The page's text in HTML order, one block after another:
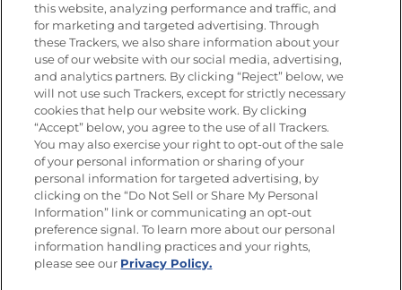
Únete a La Cocina Goya®
Recibe Nuevas Recetas, Ofertas Especiales y
Promociones
SÍGUENOS EN LAS REDES SOCIALES
Mapa del sitioPolítica de privacidad
Limitar el uso de mis datos personales sensibles
No vender ni compartir mis datos personales
Copyright © 2026 Goya Foods, Inc. Todos los derechos reservados.
this website, analyzing performance and traffic, and
for marketing and targeted advertising. Through
these Trackers, we also share information about your
use of our website with our social media, advertising,
and analytics partners. By clicking “Reject” below, we
will not use such Trackers, except for strictly necessary
cookies that help our website work. By clicking
“Accept” below, you agree to the use of all Trackers.
You may also exercise your right to opt-out of the sale
of your personal information or sharing of your
personal information for targeted advertising, by
clicking on the “Do Not Sell or Share My Personal
Information” link or communicating an opt-out
preference signal. To learn more about our personal
information handling practices and your rights,
please see our Privacy Policy.